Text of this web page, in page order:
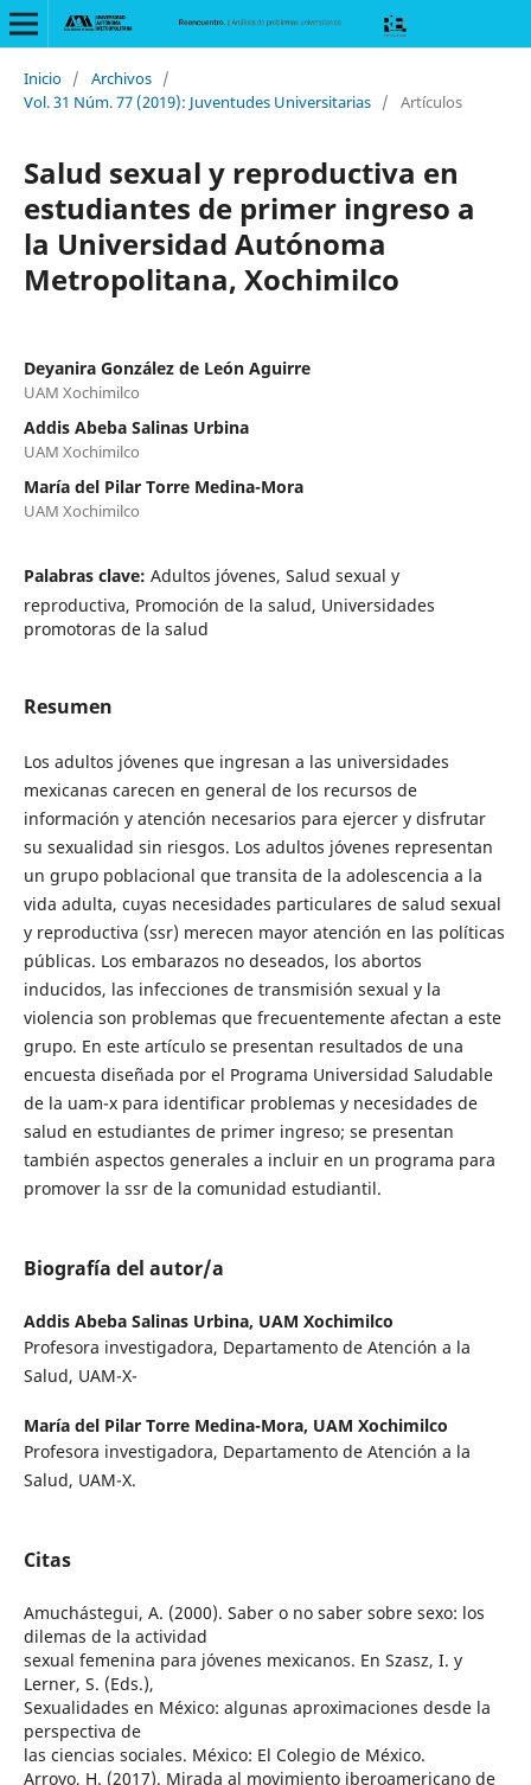
Inicio / Archivos /
Vol. 31 Núm. 77 (2019): Juventudes Universitarias / Artículos
Salud sexual y reproductiva en
estudiantes de primer ingreso a
la Universidad Autónoma
Metropolitana, Xochimilco
Deyanira González de León Aguirre
UAM Xochimilco
Addis Abeba Salinas Urbina
UAM Xochimilco
María del Pilar Torre Medina-Mora
UAM Xochimilco
Palabras clave: Adultos jóvenes, Salud sexual y
reproductiva, Promoción de la salud, Universidades
promotoras de la salud
Resumen
Los adultos jóvenes que ingresan a las universidades
mexicanas carecen en general de los recursos de
información y atención necesarios para ejercer y disfrutar
su sexualidad sin riesgos. Los adultos jóvenes representan
un grupo poblacional que transita de la adolescencia a la
vida adulta, cuyas necesidades particulares de salud sexual
y reproductiva (ssr) merecen mayor atención en las políticas
públicas. Los embarazos no deseados, los abortos
inducidos, las infecciones de transmisión sexual y la
violencia son problemas que frecuentemente afectan a este
grupo. En este artículo se presentan resultados de una
encuesta diseñada por el Programa Universidad Saludable
de la uam-x para identificar problemas y necesidades de
salud en estudiantes de primer ingreso; se presentan
también aspectos generales a incluir en un programa para
promover la ssr de la comunidad estudiantil.
Biografía del autor/a
Addis Abeba Salinas Urbina, UAM Xochimilco
Profesora investigadora, Departamento de Atención a la
Salud, UAM-X-
María del Pilar Torre Medina-Mora, UAM Xochimilco
Profesora investigadora, Departamento de Atención a la
Salud, UAM-X.
Citas
Amuchástegui, A. (2000). Saber o no saber sobre sexo: los
dilemas de la actividad
sexual femenina para jóvenes mexicanos. En Szasz, I. y
Lerner, S. (Eds.),
Sexualidades en México: algunas aproximaciones desde la
perspectiva de
las ciencias sociales. México: El Colegio de México.
Arroyo, H. (2017). Mirada al movimiento iberoamericano de